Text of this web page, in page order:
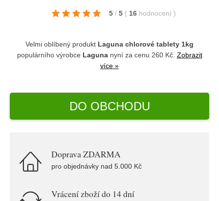
5 / 5 ( 16 hodnocení )
Velmi oblíbený produkt Laguna chlorové tablety 1kg
populárního výrobce Lagunanyní za cenu 260 Kč. Zobrazit
více »
DO OBCHODU
Doprava ZDARMA
pro objednávky nad 5.000 Kč
Vrácení zboží do 14 dní